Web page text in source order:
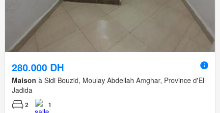
280.000 DH
Maison à Sidi Bouzid, Moulay Abdellah Amghar, Province d'El
Jadida
2
1